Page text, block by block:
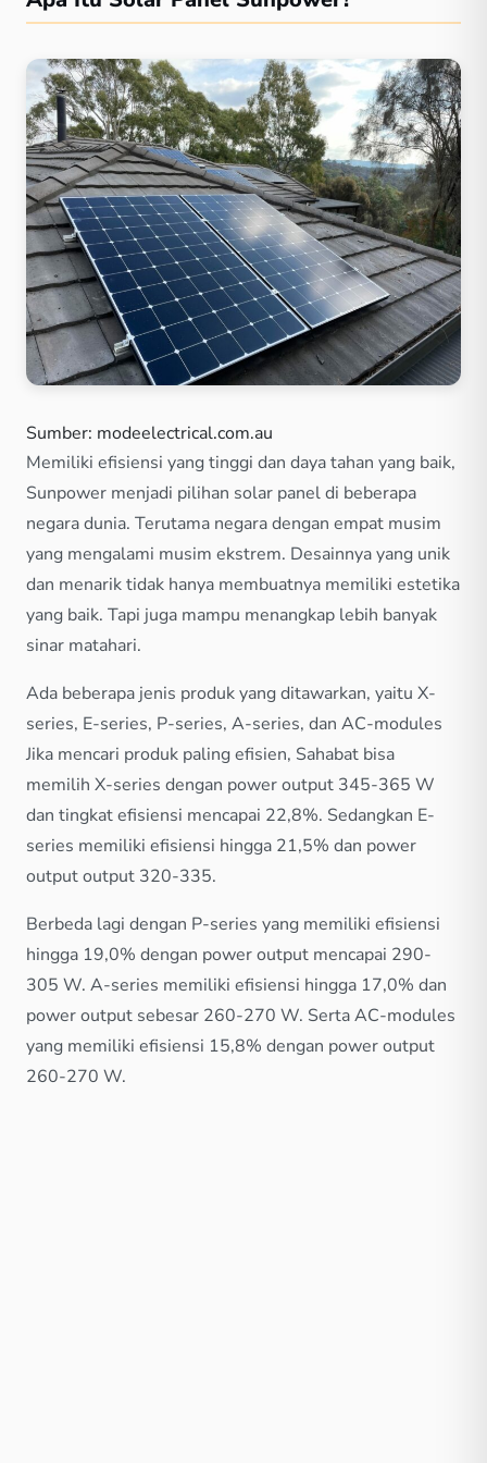
Sumber: modeelectrical.com.au
Memiliki efisiensi yang tinggi dan daya tahan yang baik,
Sunpower menjadi pilihan solar panel di beberapa
negara dunia. Terutama negara dengan empat musim
yang mengalami musim ekstrem. Desainnya yang unik
dan menarik tidak hanya membuatnya memiliki estetika
yang baik. Tapi juga mampu menangkap lebih banyak
sinar matahari.
Ada beberapa jenis produk yang ditawarkan, yaitu X-
series, E-series, P-series, A-series, dan AC-modules
Jika mencari produk paling efisien, Sahabat bisa
memilih X-series dengan power output 345-365 W
dan tingkat efisiensi mencapai 22,8%. Sedangkan E-
series memiliki efisiensi hingga 21,5% dan power
output output 320-335.
Berbeda lagi dengan P-series yang memiliki efisiensi
hingga 19,0% dengan power output mencapai 290-
305 W. A-series memiliki efisiensi hingga 17,0% dan
power output sebesar 260-270 W. Serta AC-modules
yang memiliki efisiensi 15,8% dengan power output
260-270 W.